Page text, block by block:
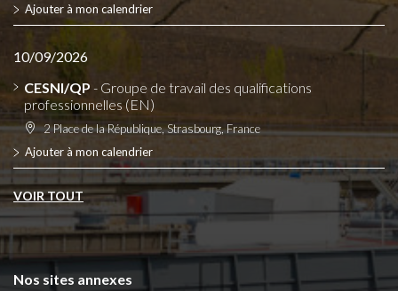
Ajouter à mon calendrier
10/09/2026
CESNI/QP - Groupe de travail des qualifications
professionnelles (EN)
2 Place de la République, Strasbourg, France
Ajouter à mon calendrier
VOIR TOUT
Nos sites annexes